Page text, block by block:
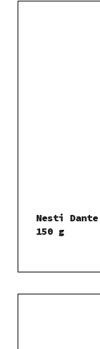
Nesti
150 g